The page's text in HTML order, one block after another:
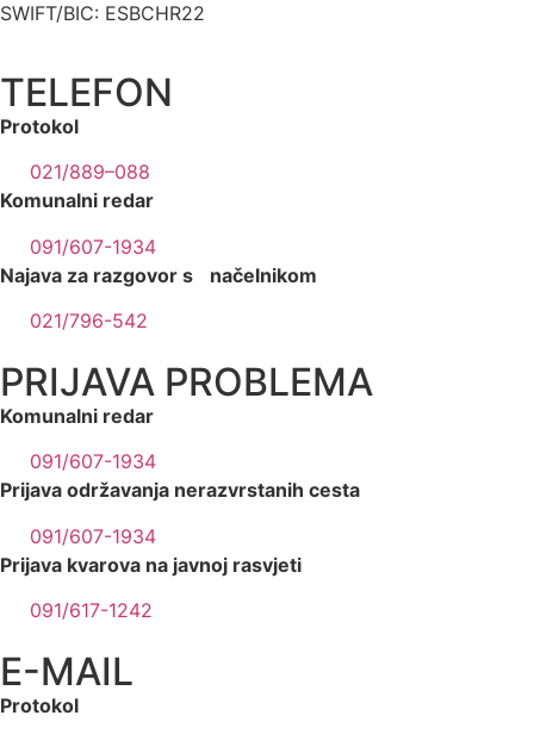
SWIFT/BIC: ESBCHR22
TELEFON
Protokol
021/889–088
Komunalni redar
091/607-1934
Najava za razgovor s načelnikom
021/796-542
PRIJAVA PROBLEMA
Komunalni redar
091/607-1934
Prijava održavanja nerazvrstanih cesta
091/607-1934
Prijava kvarova na javnoj rasvjeti
091/617-1242
E-MAIL
Protokol